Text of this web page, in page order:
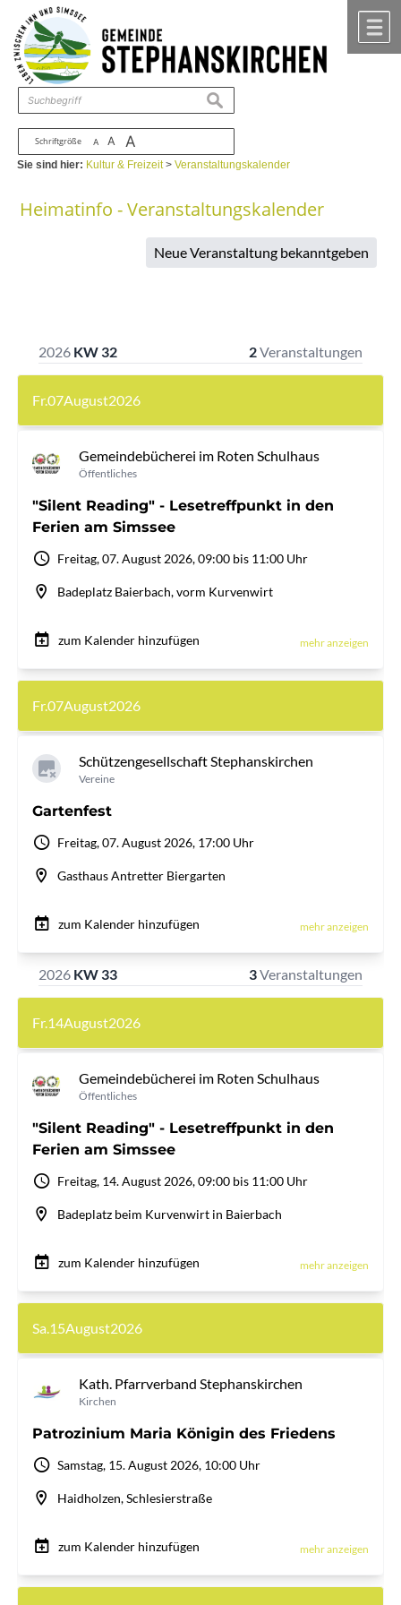
Zum Inhalt ,zur Navigation
Schriftgröße A A A
suchen
Sie sind hier: Kultur & Freizeit>Veranstaltungskalender
Heimatinfo - Veranstaltungskalender